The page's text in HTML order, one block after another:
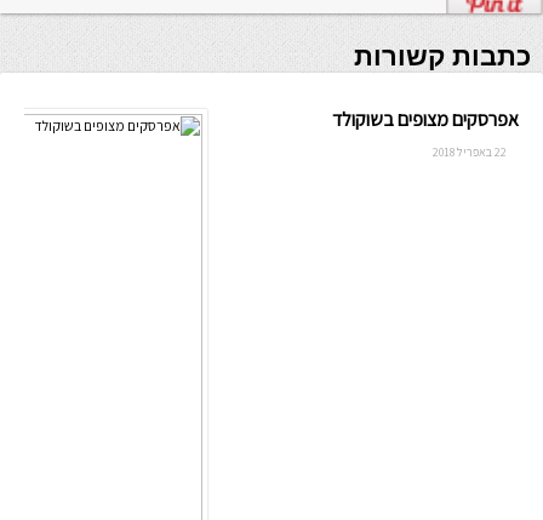
כתבות קשורות
אפרסקים מצופים בשוקולד
22 באפריל 2018